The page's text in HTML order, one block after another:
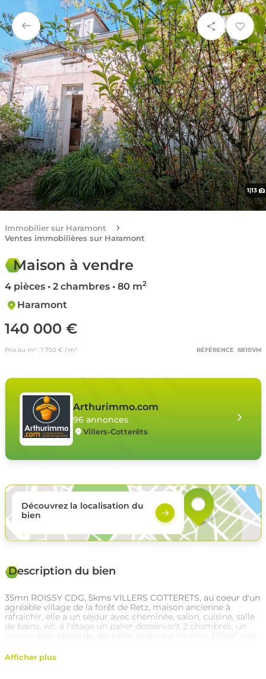
1|13
Immobilier sur Haramont
Ventes immobilières sur Haramont
Maison à vendre
4 pièces • 2 chambres • 80 m2
Haramont
140 000 €
Prix au m² : 1 750 € / m² RÉFÉRENCE 6810VM
Arthurimmo.com
96 annonces
Villers-Cotterêts
Découvrez la localisation du
bien
Description du bien
35mn ROISSY CDG, 5kms VILLERS COTTERETS, au coeur d'un
agréable village de la forêt de Retz, maison ancienne à
rafraichir, elle a un séjour avec cheminée, salon, cuisine, salle
de bains, wc, à l'étage un palier desservant 2 chambres, un
couloir avec placards, agréable jardin sur l'arrière 226m² clos
contactez Bastien CRIBIER au 0785170654
Afficher plus